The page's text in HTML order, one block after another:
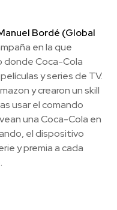
Bordé (Global
en la que
donde Coca-Cola
y series de TV.
y crearon un skill
usar el comando
una Coca-Cola en
el dispositivo
y premia a cada